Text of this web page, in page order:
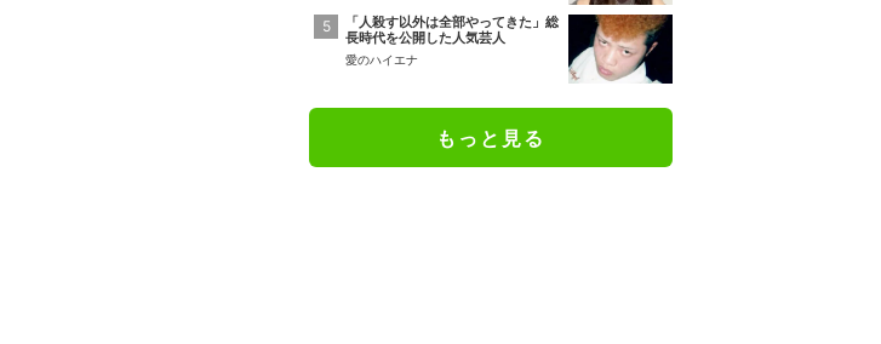
「人殺す以外は全部やってきた」総
長時代を公開した人気芸人
愛のハイエナ
もっと見る